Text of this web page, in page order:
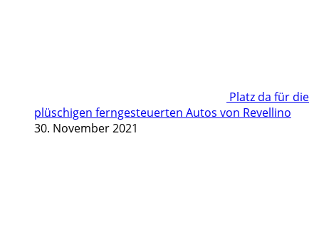
Platz da für die
plüschigen ferngesteuerten Autos von Revellino
30. November 2021